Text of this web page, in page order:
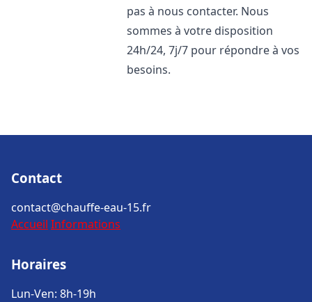
pas à nous contacter. Nous
sommes à votre disposition
24h/24, 7j/7 pour répondre à vos
besoins.
Contact
contact@chauffe-eau-15.fr
Accueil Informations
Horaires
Lun-Ven: 8h-19h